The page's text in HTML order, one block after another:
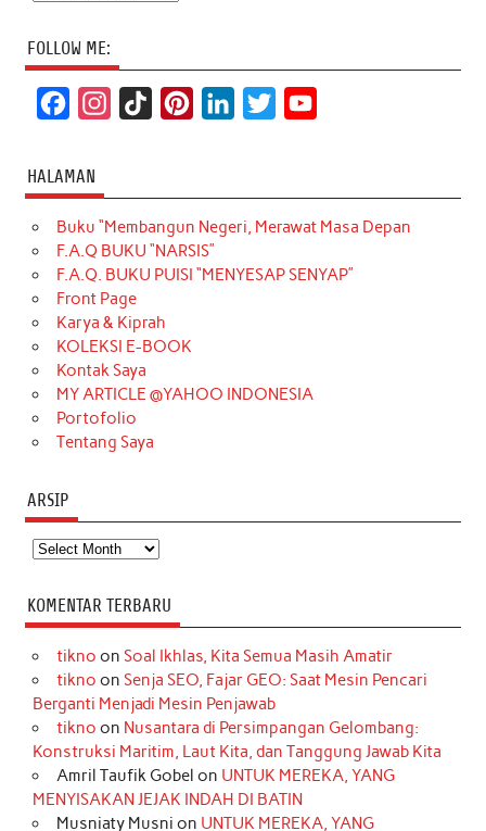
FOLLOW ME:
c
e
b
o
o
k
t
a
g
r
a
m
T
o
k
t
e
r
k
e
d
t
t
e
T
u
b
HALAMAN
Buku “Membangun Negeri, Merawat Masa Depan
F.A.Q BUKU “NARSIS”
F.A.Q. BUKU PUISI “MENYESAP SENYAP”
Front Page
Karya & Kiprah
KOLEKSI E-BOOK
Kontak Saya
MY ARTICLE @YAHOO INDONESIA
Portofolio
Tentang Saya
ARSIP
Arsip
KOMENTAR TERBARU
tikno on Soal Ikhlas, Kita Semua Masih Amatir
tikno on Senja SEO, Fajar GEO: Saat Mesin Pencari
Berganti Menjadi Mesin Penjawab
tikno on Nusantara di Persimpangan Gelombang:
Konstruksi Maritim, Laut Kita, dan Tanggung Jawab Kita
Amril Taufik Gobel on UNTUK MEREKA, YANG
MENYISAKAN JEJAK INDAH DI BATIN
Musniaty Musni on UNTUK MEREKA, YANG